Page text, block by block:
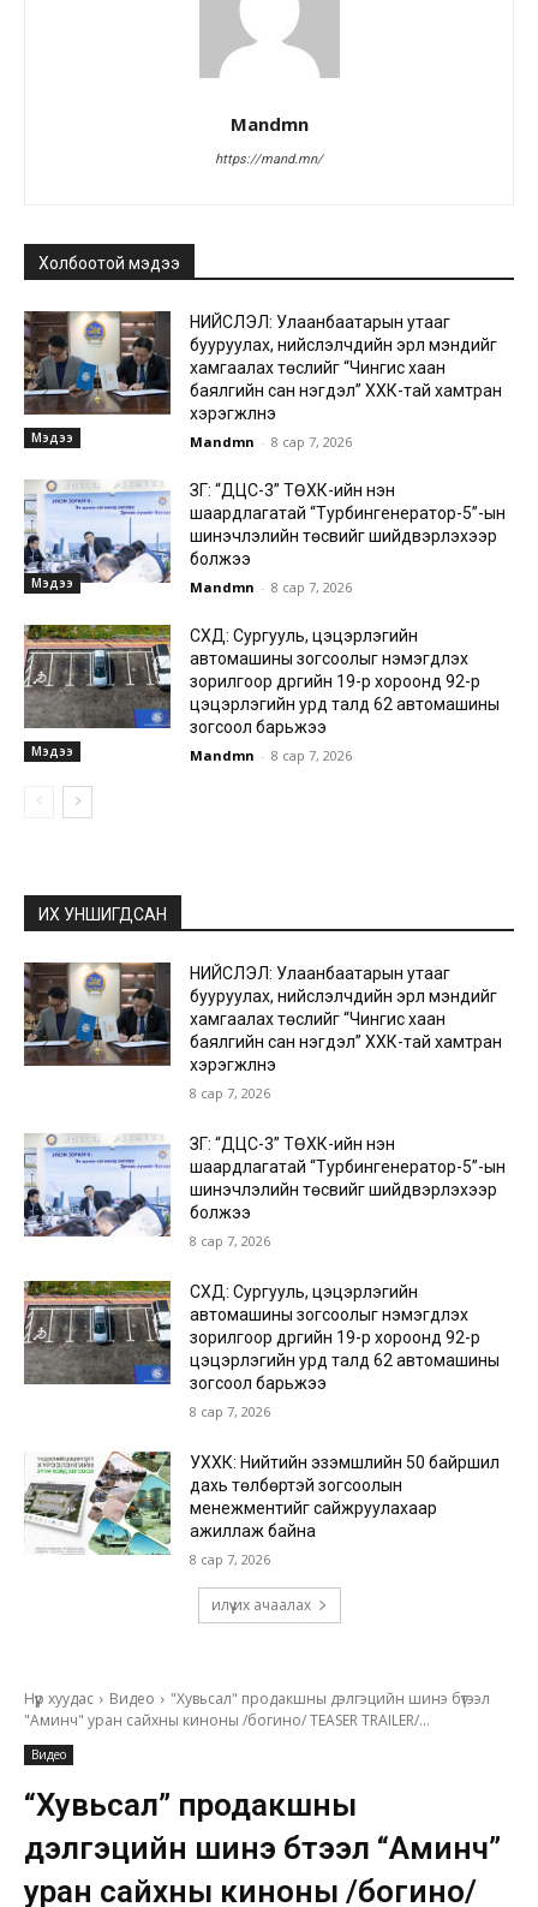
Mandmn
https://mand.mn/
Холбоотой мэдээ
Мэдээ
НИЙСЛЭЛ: Улаанбаатарын утааг
бууруулах, нийслэлчүүдийн эрүүл мэндийг
хамгаалах төслийг “Чингис хаан
баялгийн сан нэгдэл” ХХК-тай хамтран
хэрэгжүүлнэ
Mandmn - 8 сар 7, 2026
Мэдээ
ЗГ: “ДЦС-3” ТӨХК-ийн нэн
шаардлагатай “Турбингенератор-5”-ын
шинэчлэлийн төсвийг шийдвэрлэхээр
болжээ
Mandmn - 8 сар 7, 2026
Мэдээ
СХД: Сургууль, цэцэрлэгийн
автомашины зогсоолыг нэмэгдүүлэх
зорилгоор дүүргийн 19-р хороонд 92-р
цэцэрлэгийн урд талд 62 автомашины
зогсоол барьжээ
Mandmn - 8 сар 7, 2026
ИХ УНШИГДСАН
НИЙСЛЭЛ: Улаанбаатарын утааг
бууруулах, нийслэлчүүдийн эрүүл мэндийг
хамгаалах төслийг “Чингис хаан
баялгийн сан нэгдэл” ХХК-тай хамтран
хэрэгжүүлнэ
8 сар 7, 2026
ЗГ: “ДЦС-3” ТӨХК-ийн нэн
шаардлагатай “Турбингенератор-5”-ын
шинэчлэлийн төсвийг шийдвэрлэхээр
болжээ
8 сар 7, 2026
СХД: Сургууль, цэцэрлэгийн
автомашины зогсоолыг нэмэгдүүлэх
зорилгоор дүүргийн 19-р хороонд 92-р
цэцэрлэгийн урд талд 62 автомашины
зогсоол барьжээ
8 сар 7, 2026
УХХК: Нийтийн эзэмшлийн 50 байршил
дахь төлбөртэй зогсоолын
менежментийг сайжруулахаар
ажиллаж байна
8 сар 7, 2026
илүү их ачаалах